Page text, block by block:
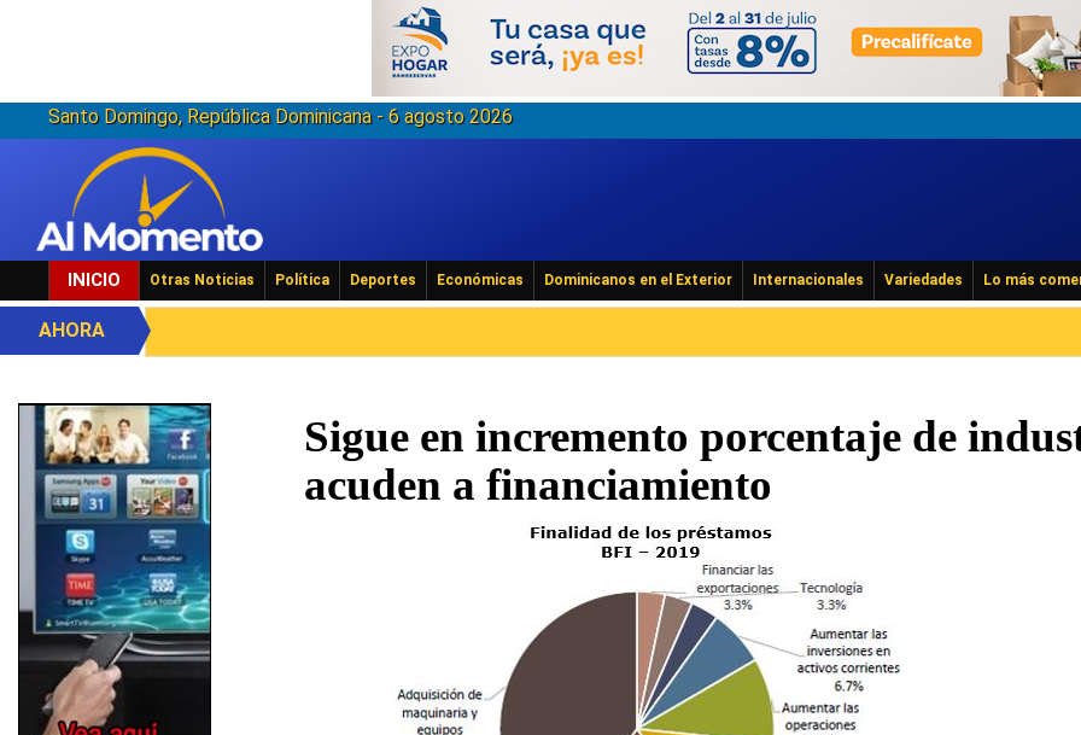
Santo Domingo, República Dominicana - 6 agosto 2026
INICIO Otras Noticias Política Deportes Económicas Dominicanos en el Exterior Internacionales Variedades Lo más
AHORA
Sigue en incremento porcentaje de
acuden a financiamiento